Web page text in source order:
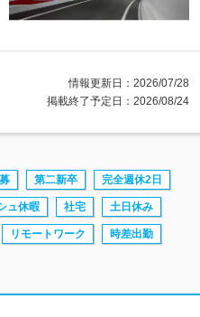
情報更新日：2026/07/28
掲載終了予定日：2026/08/24
第二新卒 完全週休2日
ュ休暇 社宅 土日休み
リモートワーク 時差出勤